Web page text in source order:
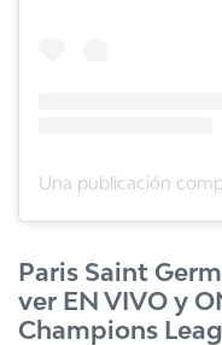
Paris Saint
ver EN VIVO y
Champions